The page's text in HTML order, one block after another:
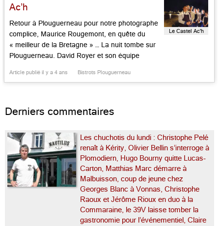
Ac’h
Retour à Plouguerneau pour notre photographe
complice, Maurice Rougemont, en quête du
« meilleur de la Bretagne » … La nuit tombe sur
Plouguerneau. David Royer et son équipe
l’hôtel, le Castel Ac’h, et se disposent
Article publié il y a 4 ans Bistrots Plouguerneau
Le Castel Ac'h
Derniers commentaires
Les chuchotis du lundi : Christophe Pelé
renaît à Kérity, Olivier Bellin s’interroge à
Plomodiern, Hugo Bourny quitte Lucas-
Carton, Matthias Marc démarre à
Malbuisson, coup de jeune chez
Georges Blanc à Vonnas, Christophe
Raoux et Jérôme Rioux en duo à la
Commaraine, le 39V laisse tomber la
gastronomie pour l’événementiel, Claire